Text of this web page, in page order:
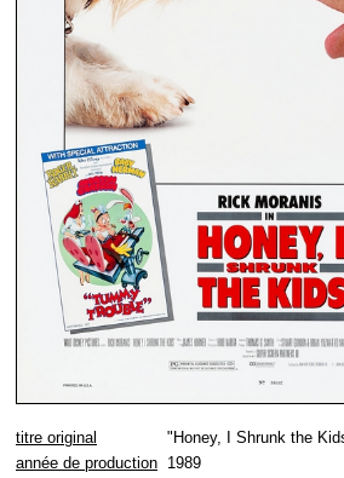
titre original
"Honey, I Shrunk the
année de production 1989